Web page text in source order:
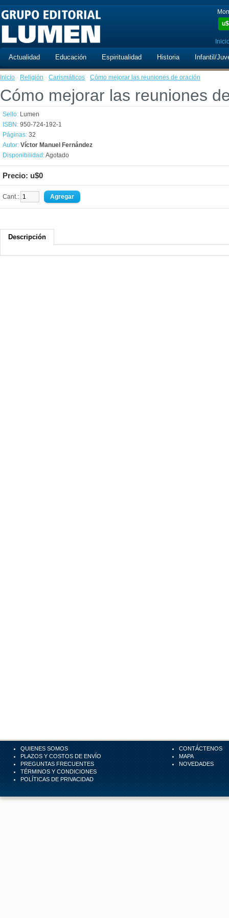
u$
Actualidad Educación Espiritualidad Historia Infantil/
Inicio · Religión · Carismáticos · Cómo mejorar las reuniones de oración
Cómo mejorar las reuniones
Sello: Lumen
ISBN: 950-724-192-1
Páginas: 32
Autor: Víctor Manuel Fernández
Disponibilidad:Agotado
Precio: u$0
Cant.:
Descripción
QUIENES SOMOS
PLAZOS Y COSTOS DE ENVÍO
PREGUNTAS FRECUENTES
TÉRMINOS Y CONDICIONES
POLÍTICAS DE PRIVACIDAD
CONTÁCTENOS
MAPA
NOVEDADES